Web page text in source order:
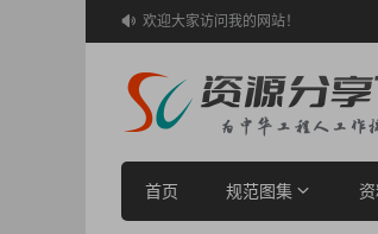
 欢迎大家访问我的网站！
首页 规范图集